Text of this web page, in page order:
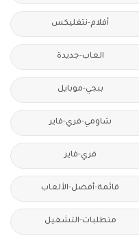
أفلام-نتفليكس
العاب-جديدة
ببجي-موبايل
شاومي-فري-فاير
فري-فاير
قائمة-أفضل-الألعاب
متطلبات-التشغيل